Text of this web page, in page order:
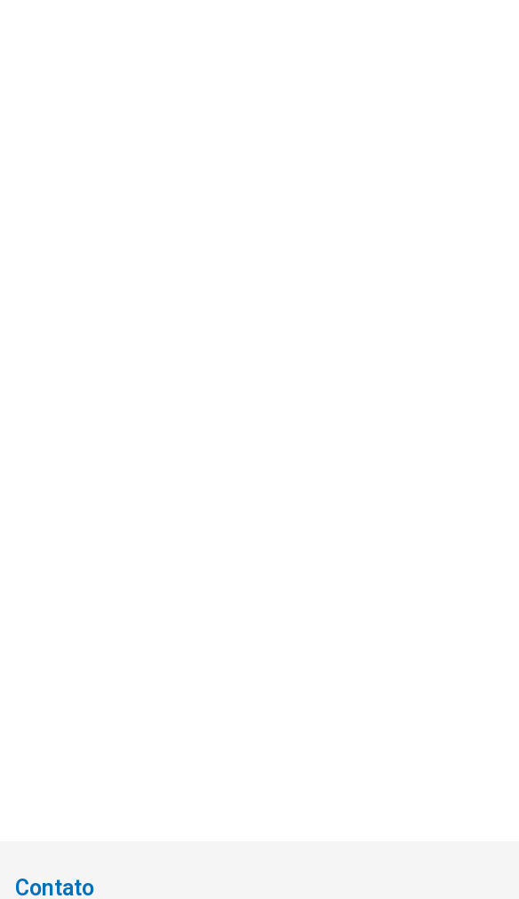
Contato